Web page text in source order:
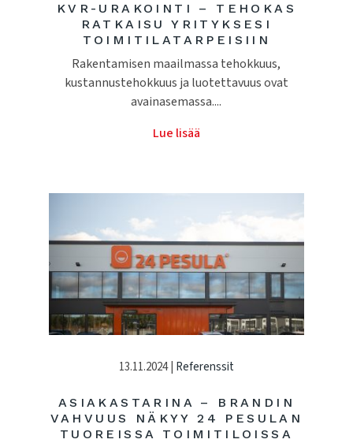
KVR-URAKOINTI – TEHOKAS
RATKAISU YRITYKSESI
TOIMITILATARPEISIIN
Rakentamisen maailmassa tehokkuus,
kustannustehokkuus ja luotettavuus ovat
avainasemassa....
Lue lisää
13.11.2024 | Referenssit
ASIAKASTARINA – BRANDIN
VAHVUUS NÄKYY 24 PESULAN
TUOREISSA TOIMITILOISSA